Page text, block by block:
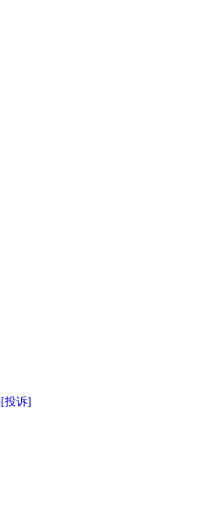
[投诉]